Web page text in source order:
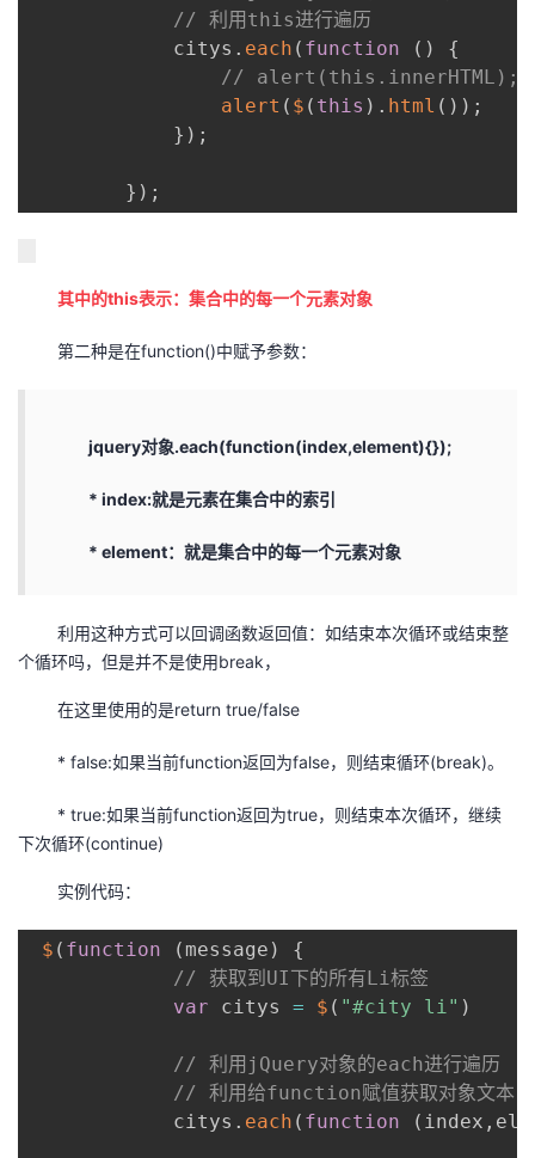
// 利用this进行遍历
            citys
. each ( function ( )
{
// alert(this.innerHTML);
alert ( $ ( this ) . html ( ) ) ;
} ) ;
} ) ;
其中的this表示：集合中的每一个元素对象
第二种是在function()中赋予参数：
jquery对象.each(function(index,element){});
* index:就是元素在集合中的索引
* element：就是集合中的每一个元素对象
利用这种方式可以回调函数返回值：如结束本次循环或结束整
个循环吗，但是并不是使用break，
在这里使用的是return true/false
* false:如果当前function返回为false，则结束循环(break)。
* true:如果当前function返回为true，则结束本次循环，继续
下次循环(continue)
实例代码：
$ ( function ( message )
{
// 获取到UI下的所有Li标签
var citys = $ ( "#city li" )
// 利用jQuery对象的each进行遍历
// 利用给function赋值获取对象文本
            citys
. each ( function ( index ,